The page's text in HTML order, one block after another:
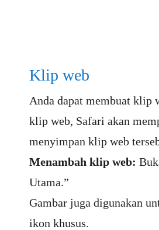
Klip web
Anda dapat membuat klip
klip web, Safari akan
menyimpan klip web
Menambah klip web:
Utama.”
Gambar juga digunakan
ikon khusus.